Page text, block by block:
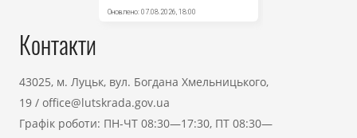
Контакти
43025, м. Луцьк, вул. Богдана Хмельницького,
19 / office@lutskrada.gov.ua
Графік роботи: ПН-ЧТ 08:30—17:30, ПТ 08:30—